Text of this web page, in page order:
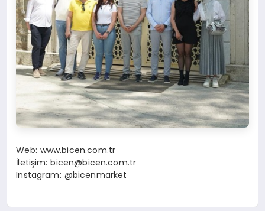
Web: www.bicen.com.tr
İletişim:bicen@bicen.com.tr
Instagram: @bicenmarket